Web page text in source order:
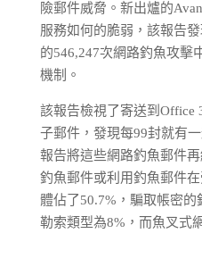
險郵件威脅。新出爐的
服務如何的脆弱，該報告
的546,247次網路釣魚攻擊
機制。
該報告檢視了寄送到Office
子郵件，發現每99封就有
報告將這些網路釣魚郵件
釣魚郵件或利用釣魚郵件
體佔了50.7%，騙取帳密
勒索類型為8%，而魚叉式